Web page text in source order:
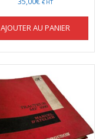
€ HT
AJOUTER AU PANIER